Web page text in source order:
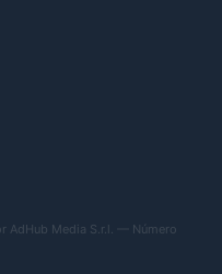
AdHub Media S.r.l. — Número